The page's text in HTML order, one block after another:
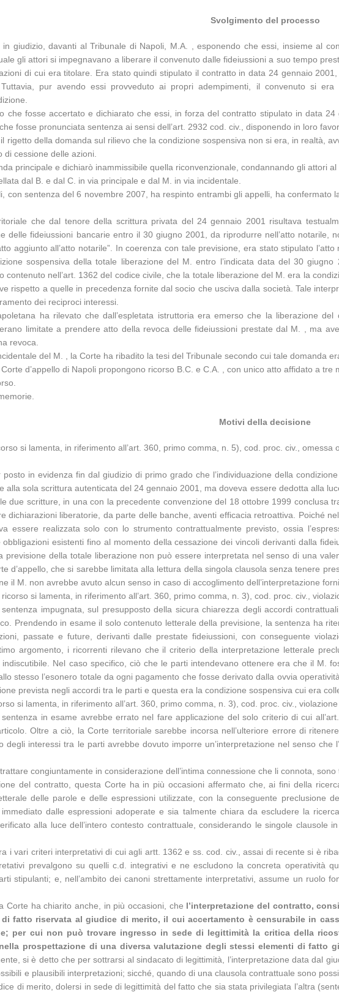
Svolgimento del processo
giudizio, davanti al Tribunale di Napoli, M.A. , esponendo che essi, insieme al
gli attori si impegnavano a liberare il convenuto dalle fideiussioni a suo tempo
di cui era titolare. Era stato quindi stipulato il contratto in data 24 gennaio
pur avendo essi provveduto ai propri adempimenti, il convenuto si era
che fosse accertato e dichiarato che essi, in forza del contratto stipulato in data
fosse pronunciata sentenza ai sensi dell’art. 2932 cod. civ., disponendo in loro
rigetto della domanda sul rilievo che la condizione sospensiva non si era, in realtà,
di cessione delle azioni.
principale e dichiarò inammissibile quella riconvenzionale, condannando gli attori al
dal B. e dal C. in via principale e dal M. in via incidentale.
con sentenza del 6 novembre 2007, ha respinto entrambi gli appelli, ha
che dal tenore della scrittura privata del 24 gennaio 2001 risultava
delle fideiussioni bancarie entro il 30 giugno 2001, da riprodurre nell’atto notarile,
aggiunto all’atto notarile”. In coerenza con tale previsione, era stato stipulato
sospensiva della totale liberazione del M. entro l’indicata data del 30
contenuto nell’art. 1362 del codice civile, che la totale liberazione del M. era la
rispetto a quelle in precedenza fornite dal socio che usciva dalla società. Tale
dei reciproci interessi.
ha rilevato che dall’espletata istruttoria era emerso che la liberazione
limitate a prendere atto della revoca delle fideiussioni prestate dal M. , ma
revoca.
del M. , la Corte ha ribadito la tesi del Tribunale secondo cui tale domanda
d’appello di Napoli propongono ricorso B.C. e C.A. , con unico atto affidato a tre
Motivi della decisione
si lamenta, in riferimento all’art. 360, primo comma, n. 5), cod. proc. civ.,
in evidenza fin dal giudizio di primo grado che l’individuazione della
alla sola scrittura autenticata del 24 gennaio 2001, ma doveva essere dedotta alla
due scritture, in una con la precedente convenzione del 18 ottobre 1999 conclusa
dichiarazioni liberatorie, da parte delle banche, aventi efficacia retroattiva. Poiché
essere realizzata solo con lo strumento contrattualmente previsto, ossia
esistenti fino al momento della cessazione dei vincoli derivanti dalla
previsione della totale liberazione non può essere interpretata nel senso di una
d’appello, che si sarebbe limitata alla lettura della singola clausola senza tenere
il M. non avrebbe avuto alcun senso in caso di accoglimento dell’interpretazione
si lamenta, in riferimento all’art. 360, primo comma, n. 3), cod. proc. civ.,
impugnata, sul presupposto della sicura chiarezza degli accordi
Prendendo in esame il solo contenuto letterale della previsione, la sentenza ha
passate e future, derivanti dalle prestate fideiussioni, con conseguente
argomento, i ricorrenti rilevano che il criterio della interpretazione letterale
Nel caso specifico, ciò che le parti intendevano ottenere era che il M.
stesso l’esonero totale da ogni pagamento che fosse derivato dalla ovvia
prevista negli accordi tra le parti e questa era la condizione sospensiva cui era
si lamenta, in riferimento all’art. 360, primo comma, n. 3), cod. proc. civ.,
in esame avrebbe errato nel fare applicazione del solo criterio di cui
Oltre a ciò, la Corte territoriale sarebbe incorsa nell’ulteriore errore di
degli interessi tra le parti avrebbe dovuto imporre un’interpretazione nel senso
congiuntamente in considerazione dell’intima connessione che li connota, sono
del contratto, questa Corte ha in più occasioni affermato che, ai fini della
delle parole e delle espressioni utilizzate, con la conseguente preclusione
dalle espressioni adoperate e sia talmente chiara da escludere la
alla luce dell’intero contesto contrattuale, considerando le singole clausole
i vari criteri interpretativi di cui agli artt. 1362 e ss. cod. civ., assai di recente si è
prevalgono su quelli c.d. integrativi e ne escludono la concreta operatività
stipulanti; e, nell’ambito dei canoni strettamente interpretativi, assume un ruolo
Corte ha chiarito anche, in più occasioni, che l’interpretazione del contratto,
fatto riservata al giudice di merito, il cui accertamento è censurabile in
per cui non può trovare ingresso in sede di legittimità la critica della
prospettazione di una diversa valutazione degli stessi elementi di fatto
si è detto che per sottrarsi al sindacato di legittimità, l’interpretazione data dal
e plausibili interpretazioni; sicché, quando di una clausola contrattuale sono
di merito, dolersi in sede di legittimità del fatto che sia stata privilegiata l’altra